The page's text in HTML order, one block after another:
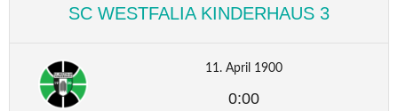
SC WESTFALIA KINDERHAUS 3
11. April 1900
0:00